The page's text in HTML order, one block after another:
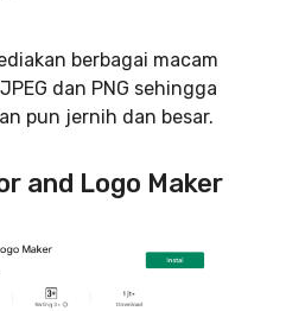
berbagai macam
dan PNG sehingga
pun jernih dan besar.
and Logo Maker